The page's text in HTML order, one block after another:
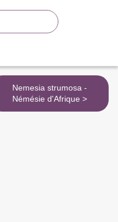
Nemesia strumosa -
Némésie d'Afrique >